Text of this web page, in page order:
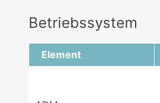
Betriebssystem
Element